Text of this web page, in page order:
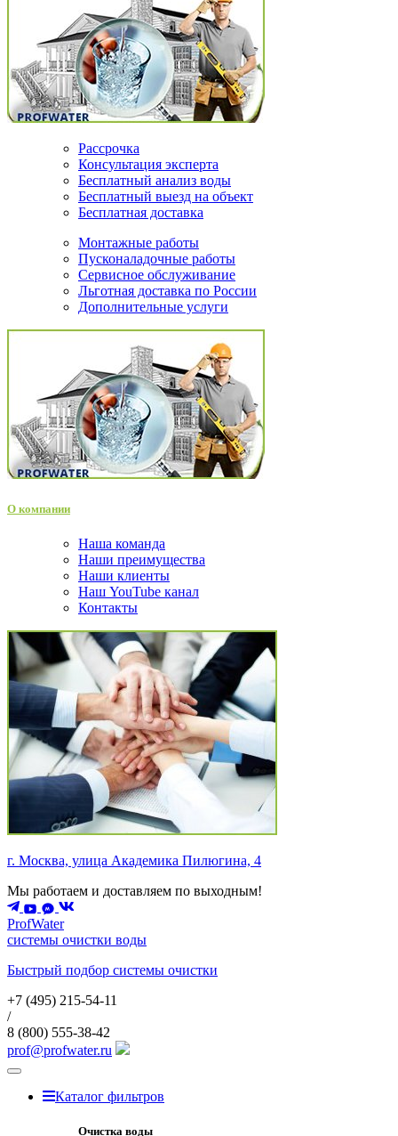
Рассрочка
Консультация эксперта
Бесплатный анализ воды
Бесплатный выезд на объект
Бесплатная доставка
Монтажные работы
Пусконаладочные работы
Сервисное обслуживание
Льготная доставка по России
Дополнительные услуги
О компании
Наша команда
Наши преимущества
Наши клиенты
Наш YouTube канал
Контакты
г. Москва, улица Академика Пилюгина, 4
Мы работаем и доставляем по выходным!
ProfWater
системы очистки воды
Быстрый подбор системы очистки
+7 (495) 215-54-11
/
8 (800) 555-38-42
prof@profwater.ru
Меню
Каталог фильтров
Очистка воды